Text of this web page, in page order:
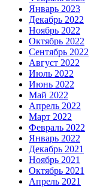
Январь 2023
Декабрь 2022
Ноябрь 2022
Октябрь 2022
Сентябрь 2022
Август 2022
Июль 2022
Июнь 2022
Май 2022
Апрель 2022
Март 2022
Февраль 2022
Январь 2022
Декабрь 2021
Ноябрь 2021
Октябрь 2021
Апрель 2021